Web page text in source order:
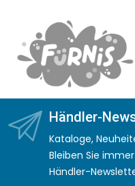
Händler-
Kataloge,
Bleiben Sie
Händler-